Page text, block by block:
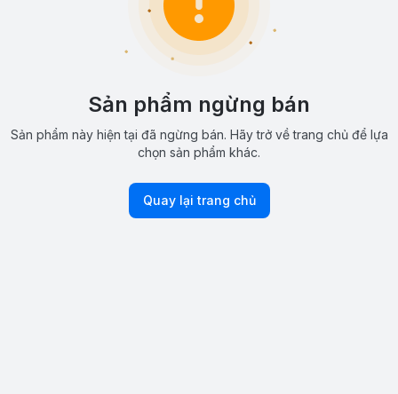
Sản phẩm ngừng bán
Sản phẩm này hiện tại đã ngừng bán. Hãy trở về trang chủ để lựa
chọn sản phẩm khác.
Quay lại trang chủ